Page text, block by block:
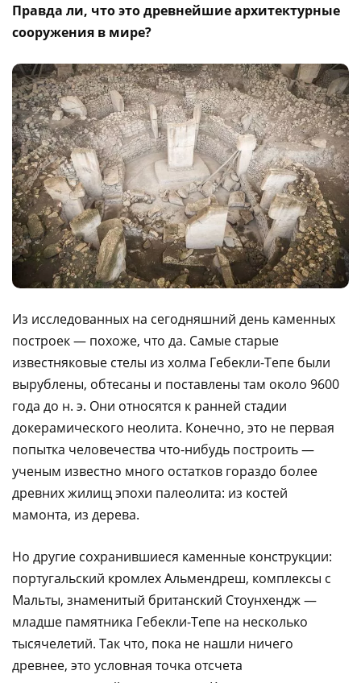
Правда ли, что это древнейшие архитектурные
сооружения в мире?
Из исследованных на сегодняшний день каменных
построек — похоже, что да. Самые старые
известняковые стелы из холма Гебекли-Тепе были
вырублены, обтесаны и поставлены там около 9600
года до н. э. Они относятся к ранней стадии
докерамического неолита. Конечно, это не первая
попытка человечества что-нибудь построить —
ученым известно много остатков гораздо более
древних жилищ эпохи палеолита: из костей
мамонта, из дерева.
Но другие сохранившиеся каменные конструкции:
португальский кромлех Альмендреш, комплексы с
Мальты, знаменитый британский Стоунхендж —
младше памятника Гебекли-Тепе на несколько
тысячелетий. Так что, пока не нашли ничего
древнее, это условная точка отсчета